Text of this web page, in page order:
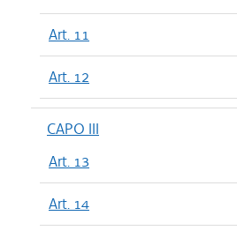
Art. 11
Art. 12
CAPO III
Art. 13
Art. 14